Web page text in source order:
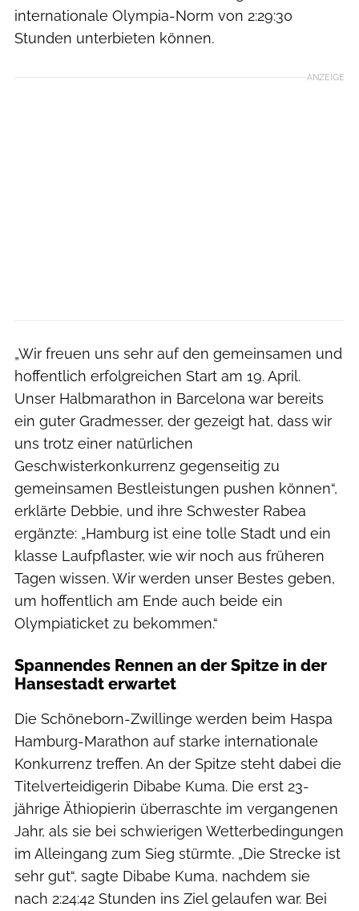
internationale Olympia-Norm von 2:29:30
Stunden unterbieten können.
ANZEIGE
„Wir freuen uns sehr auf den gemeinsamen und
hoffentlich erfolgreichen Start am 19. April.
Unser Halbmarathon in Barcelona war bereits
ein guter Gradmesser, der gezeigt hat, dass wir
uns trotz einer natürlichen
Geschwisterkonkurrenz gegenseitig zu
gemeinsamen Bestleistungen pushen können“,
erklärte Debbie, und ihre Schwester Rabea
ergänzte: „Hamburg ist eine tolle Stadt und ein
klasse Laufpflaster, wie wir noch aus früheren
Tagen wissen. Wir werden unser Bestes geben,
um hoffentlich am Ende auch beide ein
Olympiaticket zu bekommen.“
Spannendes Rennen an der Spitze in der
Hansestadt erwartet
Die Schöneborn-Zwillinge werden beim Haspa
Hamburg-Marathon auf starke internationale
Konkurrenz treffen. An der Spitze steht dabei die
Titelverteidigerin Dibabe Kuma. Die erst 23-
jährige Äthiopierin überraschte im vergangenen
Jahr, als sie bei schwierigen Wetterbedingungen
im Alleingang zum Sieg stürmte. „Die Strecke ist
sehr gut“, sagte Dibabe Kuma, nachdem sie
nach 2:24:42 Stunden ins Ziel gelaufen war. Bei